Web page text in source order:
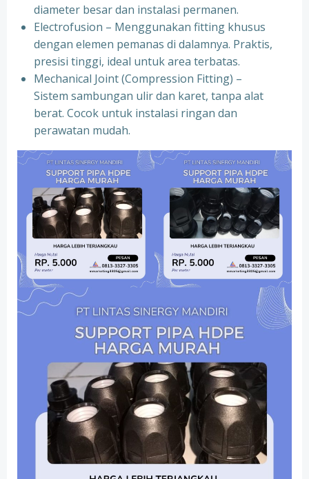
diameter besar dan instalasi permanen.
Electrofusion – Menggunakan fitting khusus
dengan elemen pemanas di dalamnya. Praktis,
presisi tinggi, ideal untuk area terbatas.
Mechanical Joint (Compression Fitting) –
Sistem sambungan ulir dan karet, tanpa alat
berat. Cocok untuk instalasi ringan dan
perawatan mudah.